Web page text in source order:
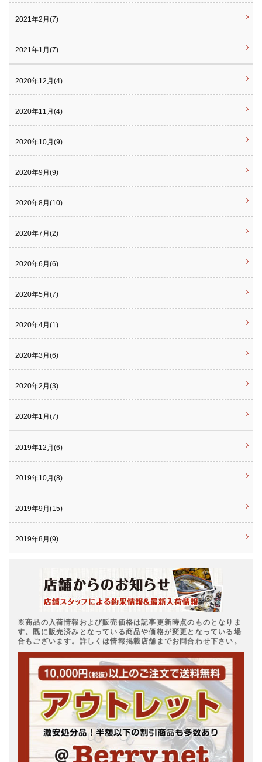
2021年2月(7)
2021年1月(7)
2020年12月(4)
2020年11月(4)
2020年10月(9)
2020年9月(9)
2020年8月(10)
2020年7月(2)
2020年6月(6)
2020年5月(7)
2020年4月(1)
2020年3月(6)
2020年2月(3)
2020年1月(7)
2019年12月(6)
2019年10月(8)
2019年9月(15)
2019年8月(9)
※商品の入荷情報および販売価格は記事更新時点のものとなりま
す。既に販売済みとなっている商品や価格が変更となっている場
合もございます。詳しくは情報掲載店舗までお問合わせ下さい。